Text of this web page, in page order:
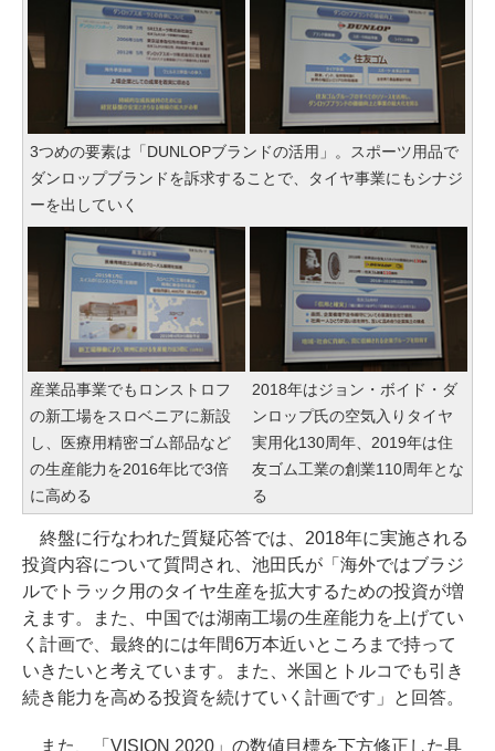
3つめの要素は「DUNLOPブランドの活用」。スポーツ用品で
ダンロップブランドを訴求することで、タイヤ事業にもシナジ
ーを出していく
産業品事業でもロンストロフ
の新工場をスロベニアに新設
し、医療用精密ゴム部品など
の生産能力を2016年比で3倍
に高める
2018年はジョン・ボイド・ダ
ンロップ氏の空気入りタイヤ
実用化130周年、2019年は住
友ゴム工業の創業110周年とな
る
終盤に行なわれた質疑応答では、2018年に実施される
投資内容について質問され、池田氏が「海外ではブラジ
ルでトラック用のタイヤ生産を拡大するための投資が増
えます。また、中国では湖南工場の生産能力を上げてい
く計画で、最終的には年間6万本近いところまで持って
いきたいと考えています。また、米国とトルコでも引き
続き能力を高める投資を続けていく計画です」と回答。
また、「VISION 2020」の数値目標を下方修正した具